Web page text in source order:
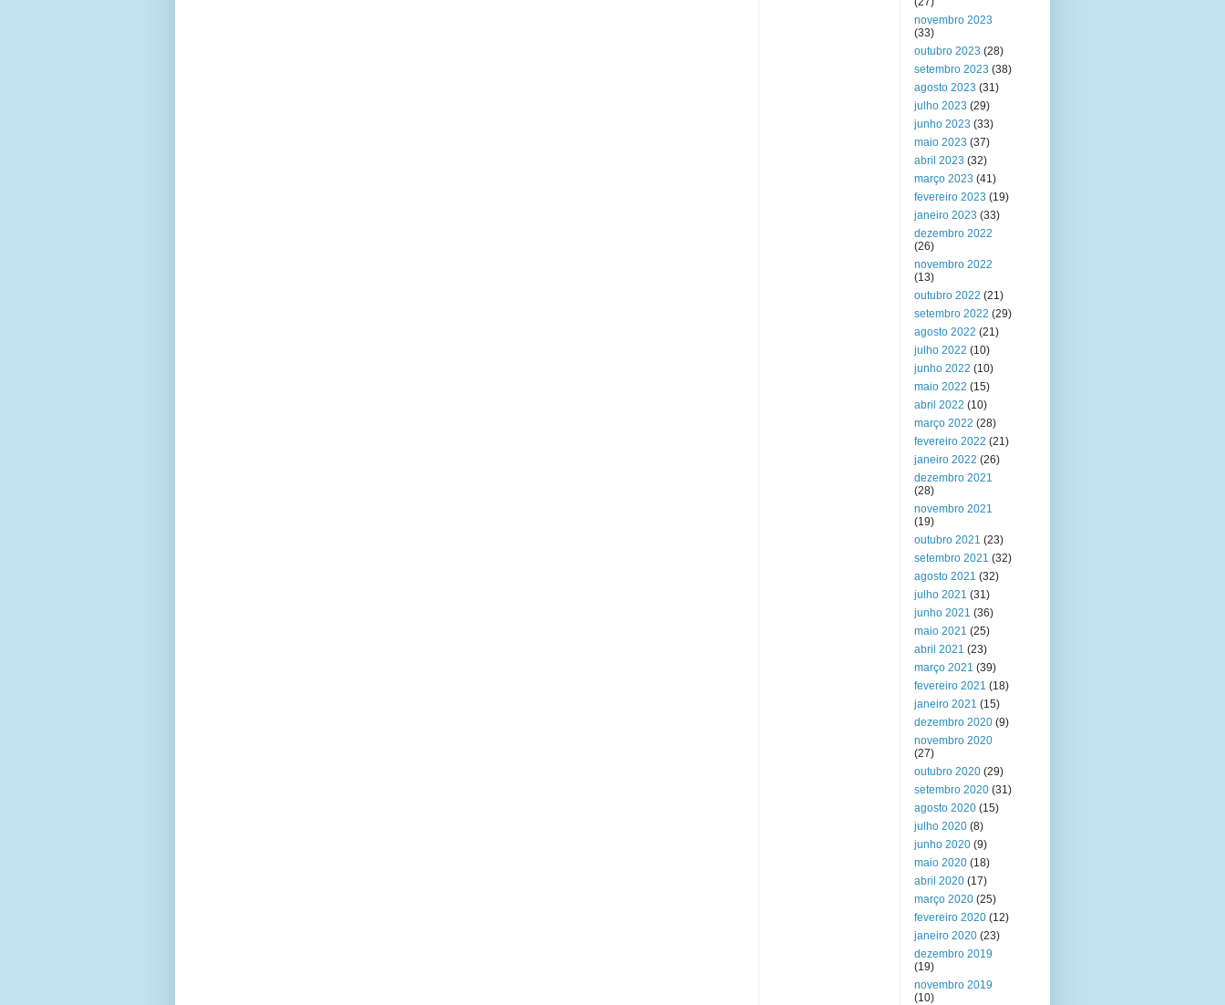
novembro 2023
(33)
outubro 2023 (28)
setembro 2023 (38)
agosto 2023 (31)
julho 2023 (29)
junho 2023 (33)
maio 2023 (37)
abril 2023 (32)
março 2023 (41)
fevereiro 2023 (19)
janeiro 2023 (33)
dezembro 2022
(26)
novembro 2022
(13)
outubro 2022 (21)
setembro 2022 (29)
agosto 2022 (21)
julho 2022 (10)
junho 2022 (10)
maio 2022 (15)
abril 2022 (10)
março 2022 (28)
fevereiro 2022 (21)
janeiro 2022 (26)
dezembro 2021
(28)
novembro 2021
(19)
outubro 2021 (23)
setembro 2021 (32)
agosto 2021 (32)
julho 2021 (31)
junho 2021 (36)
maio 2021 (25)
abril 2021 (23)
março 2021 (39)
fevereiro 2021 (18)
janeiro 2021 (15)
dezembro 2020 (9)
novembro 2020
(27)
outubro 2020 (29)
setembro 2020 (31)
agosto 2020 (15)
julho 2020 (8)
junho 2020 (9)
maio 2020 (18)
abril 2020 (17)
março 2020 (25)
fevereiro 2020 (12)
janeiro 2020 (23)
dezembro 2019
(19)
novembro 2019
(10)